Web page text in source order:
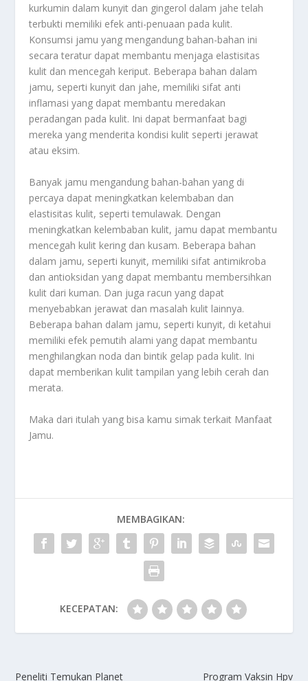
kurkumin dalam kunyit dan gingerol dalam jahe telah
terbukti memiliki efek anti-penuaan pada kulit.
Konsumsi jamu yang mengandung bahan-bahan ini
secara teratur dapat membantu menjaga elastisitas
kulit dan mencegah keriput. Beberapa bahan dalam
jamu, seperti kunyit dan jahe, memiliki sifat anti
inflamasi yang dapat membantu meredakan
peradangan pada kulit. Ini dapat bermanfaat bagi
mereka yang menderita kondisi kulit seperti jerawat
atau eksim.
Banyak jamu mengandung bahan-bahan yang di
percaya dapat meningkatkan kelembaban dan
elastisitas kulit, seperti temulawak. Dengan
meningkatkan kelembaban kulit, jamu dapat membantu
mencegah kulit kering dan kusam. Beberapa bahan
dalam jamu, seperti kunyit, memiliki sifat antimikroba
dan antioksidan yang dapat membantu membersihkan
kulit dari kuman. Dan juga racun yang dapat
menyebabkan jerawat dan masalah kulit lainnya.
Beberapa bahan dalam jamu, seperti kunyit, di ketahui
memiliki efek pemutih alami yang dapat membantu
menghilangkan noda dan bintik gelap pada kulit. Ini
dapat memberikan kulit tampilan yang lebih cerah dan
merata.
Maka dari itulah yang bisa kamu simak terkait Manfaat
Jamu.
MEMBAGIKAN:
KECEPATAN:
Peneliti Temukan Planet Program Vaksin Hpv